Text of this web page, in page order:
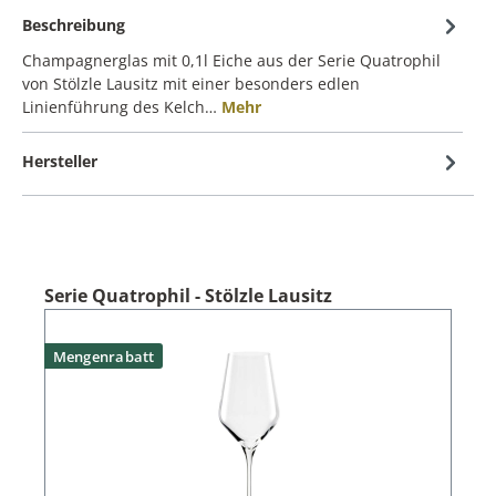
Beschreibung
Champagnerglas mit 0,1l Eiche aus der Serie Quatrophil
von Stölzle Lausitz mit einer besonders edlen
Linienführung des Kelch… Mehr
Hersteller
Serie Quatrophil - Stölzle Lausitz
Mengenrabatt